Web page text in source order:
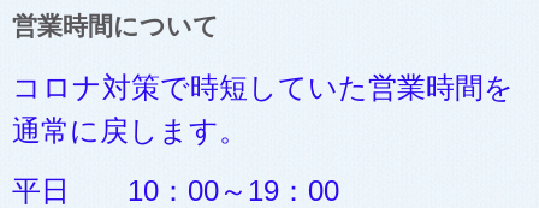
営業時間について
コロナ対策で時短していた営業時間を
通常に戻します。
平日 10：00～19：00